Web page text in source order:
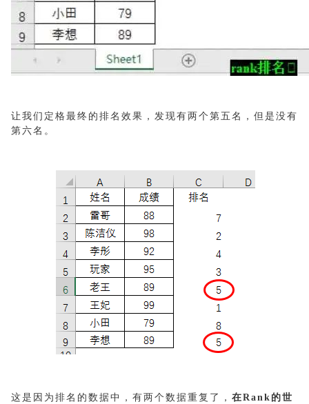
让我们定格最终的排名效果，发现有两个第五名，但是没有
第六名。
这是因为排名的数据中，有两个数据重复了， 在Rank的世